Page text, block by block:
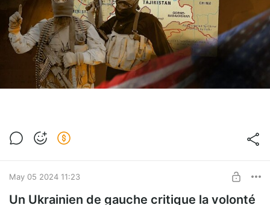
May 05 2024 11:23
Un Ukrainien de gauche critique la volonté